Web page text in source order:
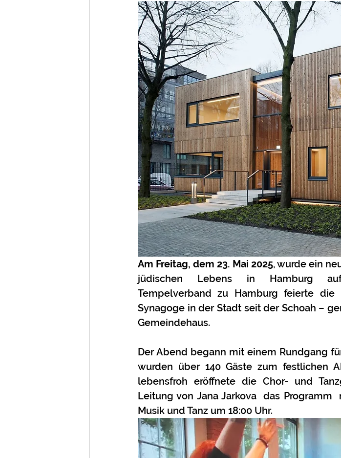
Am Freitag, dem 23. Mai 2025, wurde ein
jüdischen Lebens in Hamburg
Tempelverband zu Hamburg feierte
Synagoge in der Stadt seit der Schoah –
Gemeindehaus.
Der Abend begann mit einem Rundgang
wurden über 140 Gäste zum festlichen
lebensfroh eröffnete die Chor- und
Leitung von Jana Jarkova  das
Musik und Tanz um 18:00 Uhr.